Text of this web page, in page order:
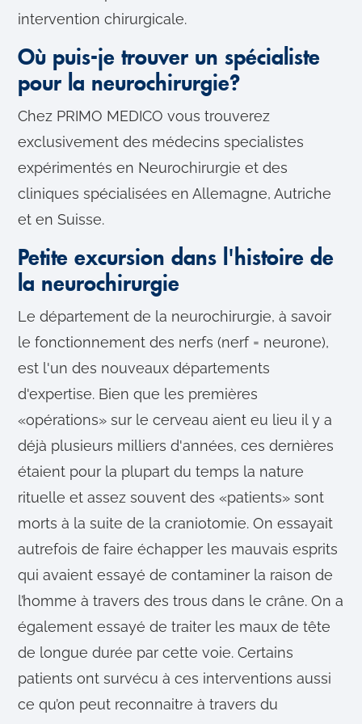
intervention chirurgicale.
Où puis-je trouver un spécialiste
pour la neurochirurgie?
Chez PRIMO MEDICO vous trouverez
exclusivement des médecins specialistes
expérimentés en Neurochirurgie et des
cliniques spécialisées en Allemagne, Autriche
et en Suisse.
Petite excursion dans l'histoire de
la neurochirurgie
Le département de la neurochirurgie, à savoir
le fonctionnement des nerfs (nerf = neurone),
est l'un des nouveaux départements
d'expertise. Bien que les premières
«opérations» sur le cerveau aient eu lieu il y a
déjà plusieurs milliers d'années, ces dernières
étaient pour la plupart du temps la nature
rituelle et assez souvent des «patients» sont
morts à la suite de la craniotomie. On essayait
autrefois de faire échapper les mauvais esprits
qui avaient essayé de contaminer la raison de
l’homme à travers des trous dans le crâne. On a
également essayé de traiter les maux de tête
de longue durée par cette voie. Certains
patients ont survécu à ces interventions aussi
ce qu’on peut reconnaitre à travers du